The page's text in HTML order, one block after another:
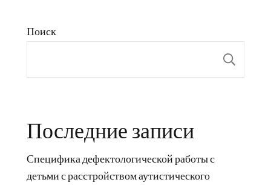
Поиск
Последние записи
Специфика дефектологической работы с
детьми с расстройством аутистического